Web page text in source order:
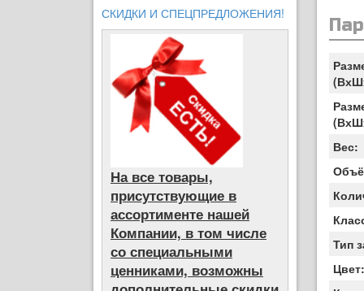
СКИДКИ И СПЕЦПРЕДЛОЖЕНИЯ!
На все товары,
присутствующие в
ассортименте нашей
Компании, в том числе
со специальными
ценниками, возможны
Вес:
Тип